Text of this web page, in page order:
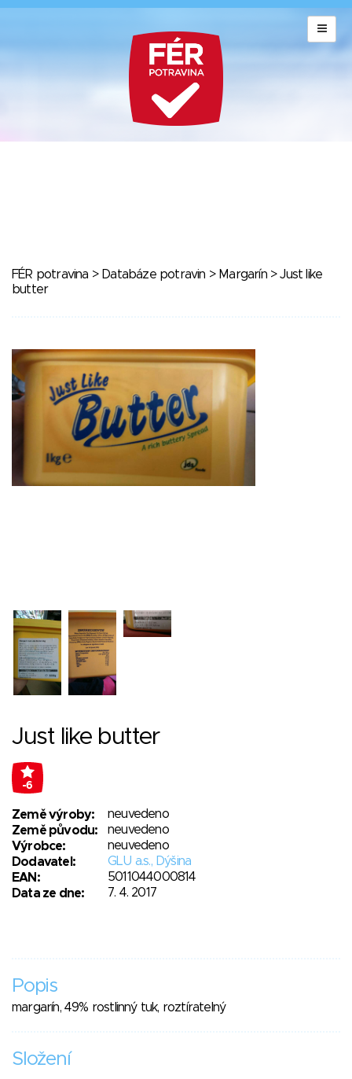
FÉR potravina > Databáze potravin > Margarín> Just like
butter
Just like butter
-6
Země výroby:
neuvedeno
Země původu:
neuvedeno
Výrobce:
neuvedeno
Dodavatel:
GLU a.s., Dýšina
EAN:
5011044000814
Data ze dne:
7. 4. 2017
Popis
margarín, 49% rostlinný tuk, roztíratelný
Složení